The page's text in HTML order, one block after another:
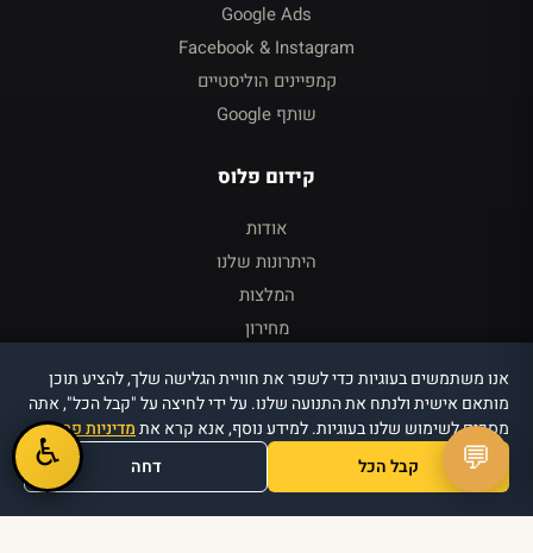
Google Ads
Facebook & Instagram
קמפיינים הוליסטיים
שותף Google
קידום פלוס
אודות
היתרונות שלנו
המלצות
מחירון
כניסה ללקוחות
© 2026 קידום פלוס · וויזואל טרי די בע״מ · כל הזכויות שמורות
הצהרת נגישות·מדיניות פרטיות·תנאי שימוש·תנאים כלליים
אנו משתמשים בעוגיות כדי לשפר את חוויית הגלישה שלך, להציע תוכן
מותאם אישית ולנתח את התנועה שלנו. על ידי לחיצה על "קבל הכל", אתה
מסכים לשימוש שלנו בעוגיות. למידע נוסף, אנא קרא אתמדיניות פרטיות.
קבל הכל
דחה ♿ 💬